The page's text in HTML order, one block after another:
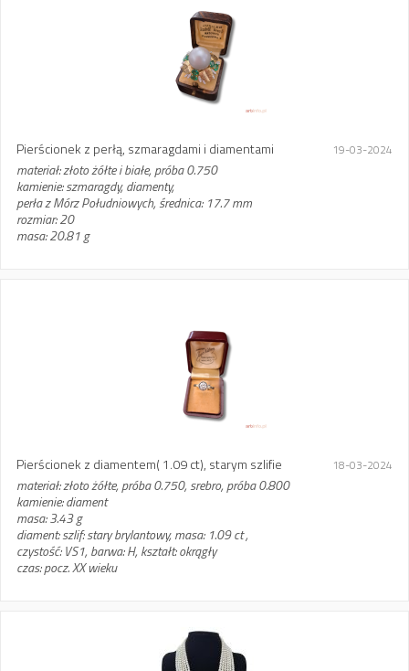
Pierścionek z perłą, szmaragdami i diamentami
materiał: złoto żółte i białe, próba 0.750
kamienie: szmaragdy, diamenty,
perła z Mórz Południowych, średnica: 17.7 mm
rozmiar: 20
masa: 20.81 g
19-03-2024
Pierścionek z diamentem( 1.09 ct), starym szlifie
materiał: złoto żółte, próba 0.750, srebro, próba 0.800
kamienie: diament
masa: 3.43 g
diament: szlif: stary brylantowy, masa: 1.09 ct ,
czystość: VS1, barwa: H, kształt: okrągły
czas: pocz. XX wieku
18-03-2024